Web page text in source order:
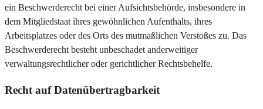
ein Beschwerderecht bei einer Aufsichtsbehörde, insbesondere in
dem Mitgliedstaat ihres gewöhnlichen Aufenthalts, ihres
Arbeitsplatzes oder des Orts des mutmaßlichen Verstoßes zu. Das
Beschwerderecht besteht unbeschadet anderweitiger
verwaltungsrechtlicher oder gerichtlicher Rechtsbehelfe.
Recht auf Daten­übertrag­barkeit